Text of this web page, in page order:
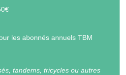
les abonnés annuels TBM
tandems, tricycles ou autres